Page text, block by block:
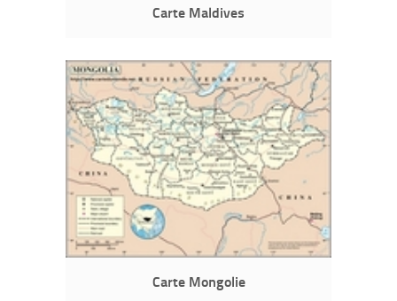
Carte Maldives
Carte Mongolie